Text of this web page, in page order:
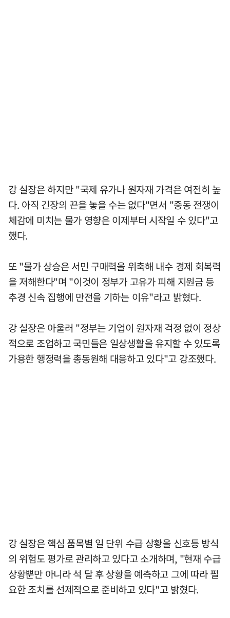
강 실장은 하지만 "국제 유가나 원자재 가격은 여전히 높
다. 아직 긴장의 끈을 놓을 수는 없다"면서 "중동 전쟁이
체감에 미치는 물가 영향은 이제부터 시작일 수 있다"고
했다.
또 "물가 상승은 서민 구매력을 위축해 내수 경제 회복력
을 저해한다"며 "이것이 정부가 고유가 피해 지원금 등
추경 신속 집행에 만전을 기하는 이유"라고 밝혔다.
강 실장은 아울러 "정부는 기업이 원자재 걱정 없이 정상
적으로 조업하고 국민들은 일상생활을 유지할 수 있도록
가용한 행정력을 총동원해 대응하고 있다"고 강조했다.
강 실장은 핵심 품목별 일 단위 수급 상황을 신호등 방식
의 위험도 평가로 관리하고 있다고 소개하며, "현재 수급
상황뿐만 아니라 석 달 후 상황을 예측하고 그에 따라 필
요한 조치를 선제적으로 준비하고 있다"고 밝혔다.